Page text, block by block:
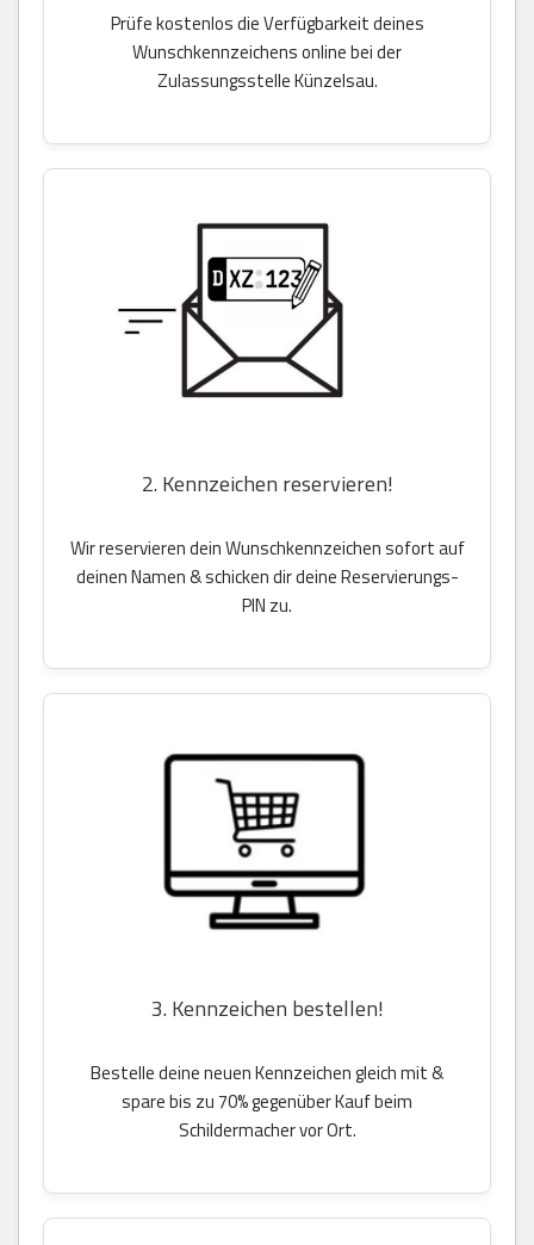
Prüfe kostenlos die Verfügbarkeit deines
Wunschkennzeichens online bei der
Zulassungsstelle Künzelsau.
2. Kennzeichen reservieren!
Wir reservieren dein Wunschkennzeichen sofort auf
deinen Namen & schicken dir deine Reservierungs-
PIN zu.
3. Kennzeichen bestellen!
Bestelle deine neuen Kennzeichen gleich mit &
spare bis zu 70% gegenüber Kauf beim
Schildermacher vor Ort.